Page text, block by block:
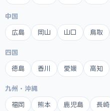
中国
広島 岡山 山口 鳥取
四国
徳島 香川 愛媛 高知
九州・沖縄
福岡 熊本 鹿児島 長崎